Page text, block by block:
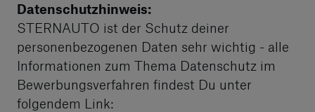
Datenschutzhinweis:
STERNAUTO ist der Schutz deiner
personenbezogenen Daten sehr wichtig - alle
Informationen zum Thema Datenschutz im
Bewerbungsverfahren findest Du unter
folgendem Link: